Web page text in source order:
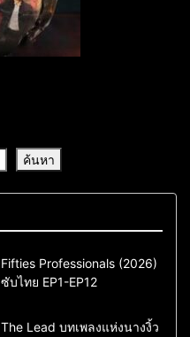
ค้นหา
Action & Adventure
Comedy
Drama
ซีรี่ย์เกาหลีซับไทย
Fifties Professionals (2026)
ซับไทย EP1-EP12
Drama
ซีรี่ย์จีน
The Lead บทเพลงแห่งนางงิ้ว